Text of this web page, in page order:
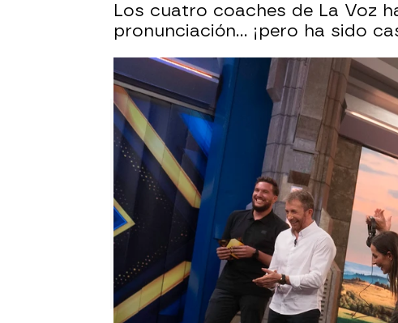
Los cuatro coaches de La Voz
pronunciación... ¡pero ha sido
Disfruta de la entrevista completa